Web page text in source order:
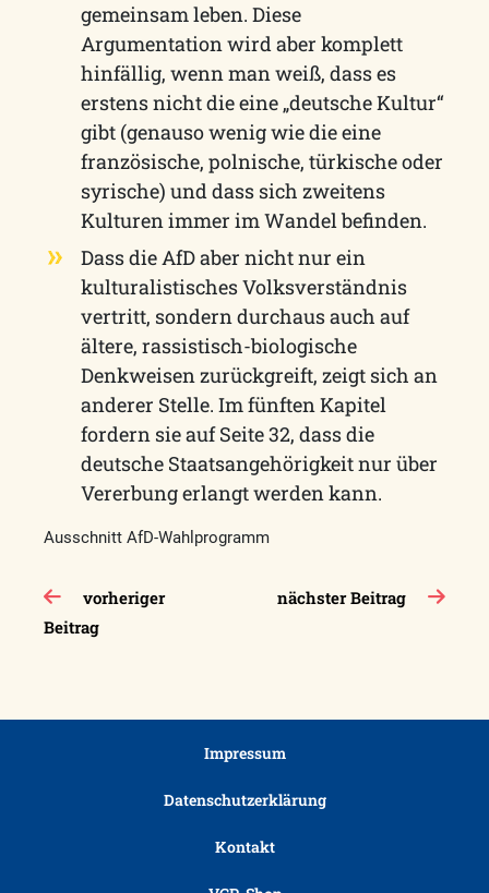
gemeinsam leben. Diese
Argumentation wird aber komplett
hinfällig, wenn man weiß, dass es
erstens nicht die eine „deutsche Kultur“
gibt (genauso wenig wie die eine
französische, polnische, türkische oder
syrische) und dass sich zweitens
Kulturen immer im Wandel befinden.
Dass die AfD aber nicht nur ein
kulturalistisches Volksverständnis
vertritt, sondern durchaus auch auf
ältere, rassistisch-biologische
Denkweisen zurückgreift, zeigt sich an
anderer Stelle. Im fünften Kapitel
fordern sie auf Seite 32, dass die
deutsche Staatsangehörigkeit nur über
Vererbung erlangt werden kann.
Ausschnitt AfD-Wahlprogramm
Beitragsnavigation
vorheriger
Beitrag
nächster Beitrag
Impressum
Datenschutzerklärung
Kontakt